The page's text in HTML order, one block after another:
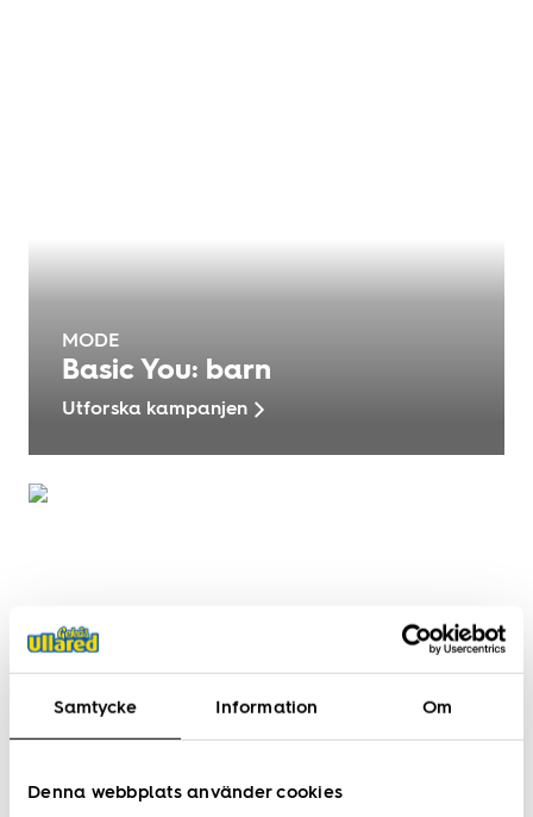
Samtycke Information Om
Denna webbplats använder cookies
MODE
Basic You: barn
Utforska kampanjen